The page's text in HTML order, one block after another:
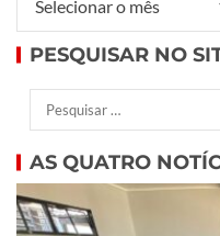
PESQUISAR NO
AS QUATRO